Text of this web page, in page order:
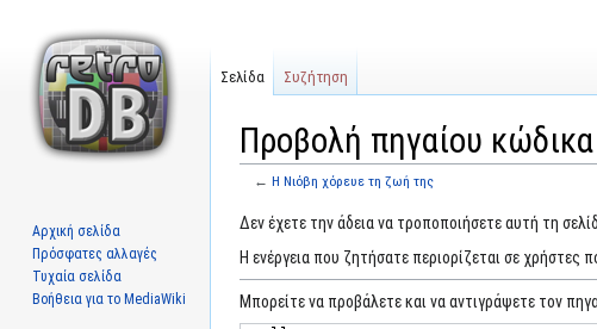
Προβολή πηγαίου
← Η Νιόβη χόρευε τη ζωή της
Μετάβαση
στην
Πήδηση
στην
Δεν έχετε την άδεια να τροποποιήσετε αυτή τη
Η ενέργεια που ζητήσατε περιορίζεται σε χρήστες
Μπορείτε να προβάλετε και να αντιγράψετε τον
Σελίδα Συζήτηση
Αρχική σελίδα
Πρόσφατες αλλαγές
Τυχαία σελίδα
Βοήθεια για το MediaWiki